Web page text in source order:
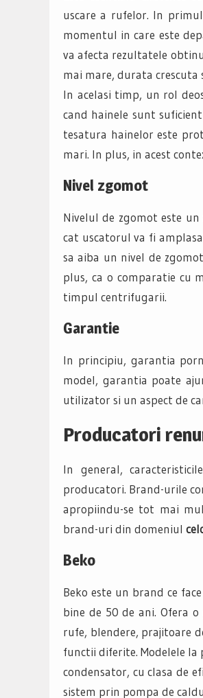
uscare a rufelor. In
momentul in care este
va afecta rezultatele
mai mare, durata crescuta
In acelasi timp, un rol
cand hainele sunt
tesatura hainelor este
mari. In plus, in acest
Nivel zgomot
Nivelul de zgomot este
cat uscatorul va fi
sa aiba un nivel de
plus, ca o comparatie cu
timpul centrifugarii.
Garantie
In principiu, garantia
model, garantia poate
utilizator si un aspect de
Producatori
In general,
producatori. Brand-urile
apropiindu-se tot mai
brand-uri din domeniul
Beko
Beko este un brand ce
bine de 50 de ani. Ofera
rufe, blendere, prajitoare
functii diferite. Modelele la
condensator, cu clasa de
sistem prin pompa de